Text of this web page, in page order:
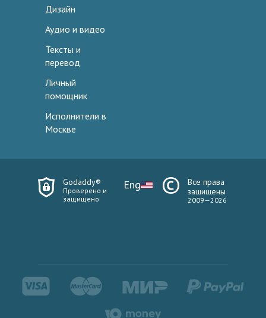
Дизайн
Аудио и видео
Тексты и
перевод
Личный
помощник
Исполнители в
Москве
Godaddy®
Проверено и
защищено
Eng
Все права
защищены
2009—2026